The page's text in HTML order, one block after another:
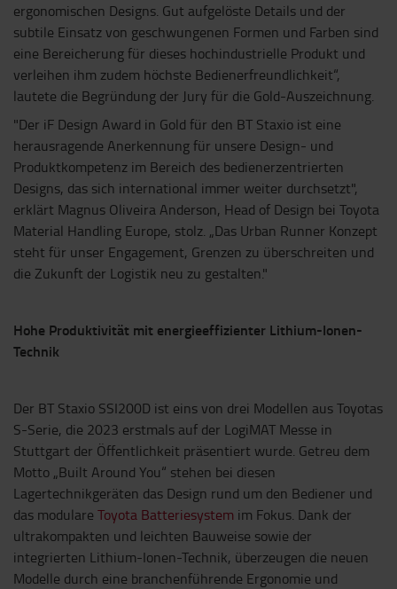
ergonomischen Designs. Gut aufgelöste Details und der
subtile Einsatz von geschwungenen Formen und Farben sind
eine Bereicherung für dieses hochindustrielle Produkt und
verleihen ihm zudem höchste Bedienerfreundlichkeit“,
lautete die Begründung der Jury für die Gold-Auszeichnung.
"Der iF Design Award in Gold für den BT Staxio ist eine
herausragende Anerkennung für unsere Design- und
Produktkompetenz im Bereich des bedienerzentrierten
Designs, das sich international immer weiter durchsetzt",
erklärt Magnus Oliveira Anderson, Head of Design bei Toyota
Material Handling Europe, stolz. „Das Urban Runner Konzept
steht für unser Engagement, Grenzen zu überschreiten und
die Zukunft der Logistik neu zu gestalten."
Hohe Produktivität mit energieeffizienter Lithium-Ionen-
Technik
Der BT Staxio SSI200D ist eins von drei Modellen aus Toyotas
S-Serie, die 2023 erstmals auf der LogiMAT Messe in
Stuttgart der Öffentlichkeit präsentiert wurde. Getreu dem
Motto „Built Around You“ stehen bei diesen
Lagertechnikgeräten das Design rund um den Bediener und
das modulare Toyota Batteriesystem im Fokus. Dank der
ultrakompakten und leichten Bauweise sowie der
integrierten Lithium-Ionen-Technik, überzeugen die neuen
Modelle durch eine branchenführende Ergonomie und